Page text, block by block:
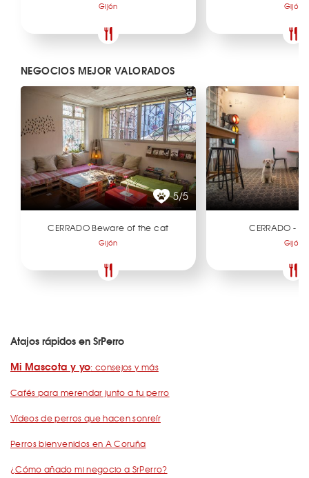
Gijón Gijón
NEGOCIOS MEJOR VALORADOS
5/5
CERRADO Beware of the cat
Gijón
CERRADO -
Gijón
Atajos rápidos en SrPerro
Mi Mascota y yo: consejos y más
Cafés para merendar junto a tu perro
Vídeos de perros que hacen sonreír
Perros bienvenidos en A Coruña
¿Cómo añado mi negocio a SrPerro?